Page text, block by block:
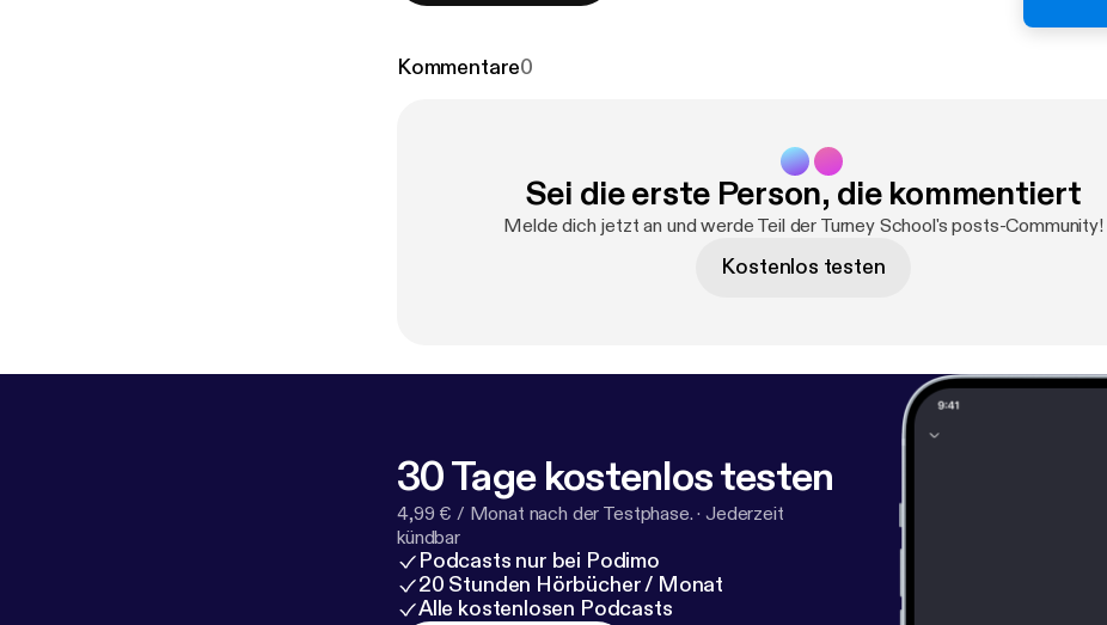
Kommentare0
Sei die erste Person, die kommentiert
Melde dich jetzt an und werde Teil der Turney School's posts-Community!
Kostenlos testen
30 Tage kostenlos testen
4,99 € / Monat nach der Testphase. · Jederzeit
kündbar
Podcasts nur bei Podimo
20 Stunden Hörbücher / Monat
Alle kostenlosen Podcasts